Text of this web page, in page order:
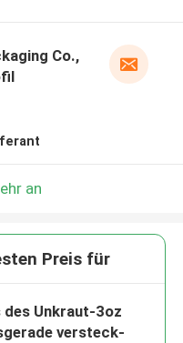
Co.,
an
Preis für
des Unkraut-3oz
versteck-